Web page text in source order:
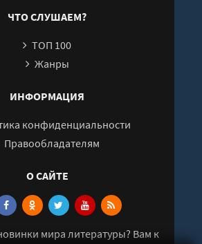
ЧТО СЛУШАЕМ?
ТОП 100
Жанры
ИНФОРМАЦИЯ
конфиденциальности
Правообладателям
О САЙТЕ
мира литературы? Вам к